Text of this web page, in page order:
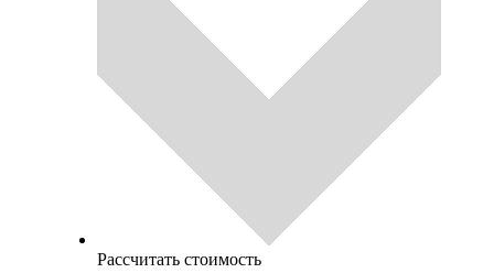
Рассчитать стоимость